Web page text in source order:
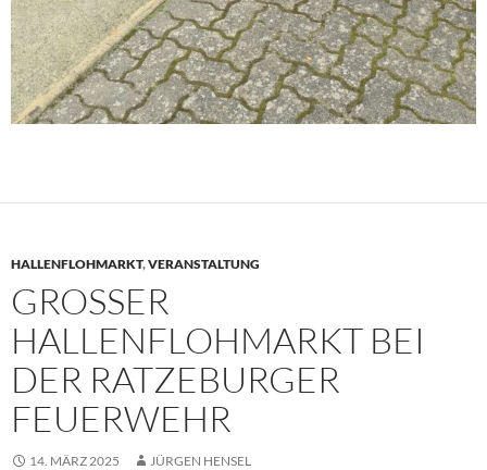
HALLENFLOHMARKT,VERANSTALTUNG
GROSSER H
ALLENFLOHMARKT BEI D
ER RATZEBURGER F
EUERWEHR
14. MÄRZ 2025 JÜRGEN HENSEL